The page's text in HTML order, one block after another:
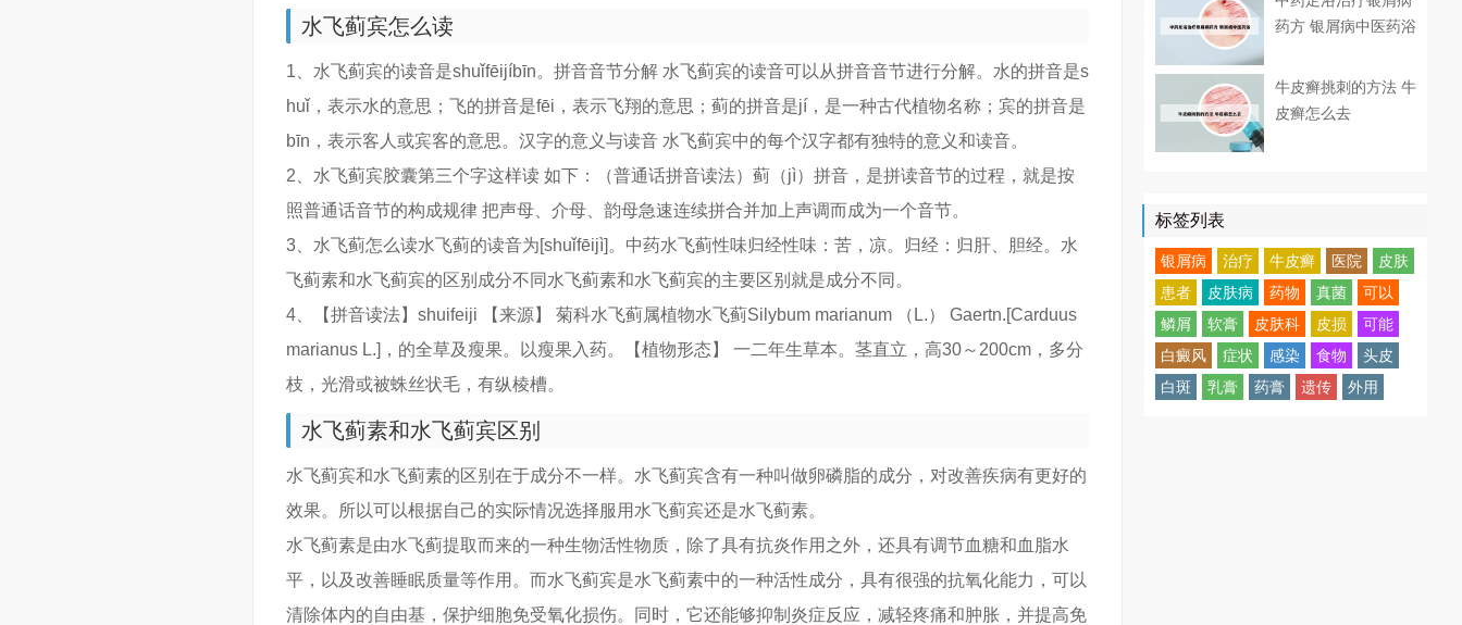
水飞蓟宾怎么读
1、水飞蓟宾的读音是shuǐfēijíbīn。拼音音节分解 水飞蓟宾的读音可以从拼音音节进行分解。水的拼音是s
huǐ，表示水的意思；飞的拼音是fēi，表示飞翔的意思；蓟的拼音是jí，是一种古代植物名称；宾的拼音是
bīn，表示客人或宾客的意思。汉字的意义与读音 水飞蓟宾中的每个汉字都有独特的意义和读音。
2、水飞蓟宾胶囊第三个字这样读 如下：（普通话拼音读法）蓟（jì）拼音，是拼读音节的过程，就是按
照普通话音节的构成规律 把声母、介母、韵母急速连续拼合并加上声调而成为一个音节。
3、水飞蓟怎么读水飞蓟的读音为[shuǐfēijì]。中药水飞蓟性味归经性味：苦，凉。归经：归肝、胆经。水
飞蓟素和水飞蓟宾的区别成分不同水飞蓟素和水飞蓟宾的主要区别就是成分不同。
4、【拼音读法】shuifeiji 【来源】 菊科水飞蓟属植物水飞蓟Silybum marianum （L.） Gaertn.[Carduus
marianus L.]，的全草及瘦果。以瘦果入药。【植物形态】 一二年生草本。茎直立，高30～200cm，多分
枝，光滑或被蛛丝状毛，有纵棱槽。
水飞蓟素和水飞蓟宾区别
水飞蓟宾和水飞蓟素的区别在于成分不一样。水飞蓟宾含有一种叫做卵磷脂的成分，对改善疾病有更好的
效果。所以可以根据自己的实际情况选择服用水飞蓟宾还是水飞蓟素。
水飞蓟素是由水飞蓟提取而来的一种生物活性物质，除了具有抗炎作用之外，还具有调节血糖和血脂水
平，以及改善睡眠质量等作用。而水飞蓟宾是水飞蓟素中的一种活性成分，具有很强的抗氧化能力，可以
清除体内的自由基，保护细胞免受氧化损伤。同时，它还能够抑制炎症反应，减轻疼痛和肿胀，并提高免
药方 银屑病中医药浴
牛皮癣挑刺的方法 牛
皮癣怎么去
标签列表
银屑病 治疗 牛皮癣 医院
皮肤
患者
皮肤病 药物 真菌
可以
鳞屑
软膏 皮肤科 皮损
可能
白癜风
症状 感染 食物
头皮
白斑
乳膏 药膏 遗传 外用